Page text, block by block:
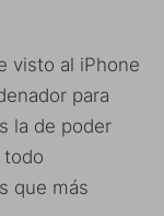
visto al iPhone
para
la de poder
todo
que más